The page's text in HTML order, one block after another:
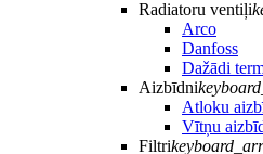
Radiatoru ventiļi
Arco
Danfoss
Dažādi
Aizbīdni
Atloku
Vītņu
Filtri